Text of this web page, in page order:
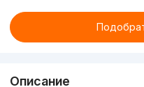
Описание